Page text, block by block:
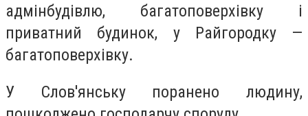
адмінбудівлю, багатоповерхівку і
приватний будинок, у Райгородку —
багатоповерхівку.
У Слов'янську поранено людину,